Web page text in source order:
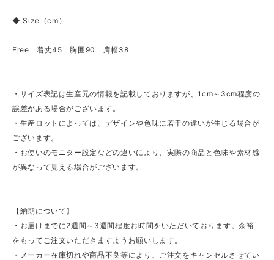
◆ Size（cm）
Free 着丈45 胸囲90 肩幅38
・サイズ表記は生産元の情報を記載しておりますが、1cm～3cm程度の
誤差がある場合がございます。
・生産ロットによっては、デザインや色味に若干の違いが生じる場合が
ございます。
・お使いのモニター設定などの違いにより、実際の商品と色味や素材感
が異なって見える場合がございます。
【納期について】
・お届けまでに2週間～3週間程度お時間をいただいております。余裕
をもってご注文いただきますようお願いします。
・メーカー在庫切れや商品不良等により、ご注文をキャンセルさせてい